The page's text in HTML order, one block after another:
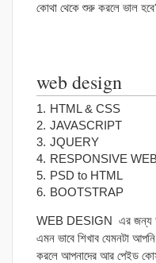
কোথা থেকে শুরু করলে ভাল
web design
HTML & CSS
JAVASCRIPT
JQUERY
RESPONSIVE
PSD to HTML
BOOTSTRAP
WEB DESIGN এর জন্য
এমন ভাবে শিখাব যেমনটা
করলে আপনাদের আর পেইড